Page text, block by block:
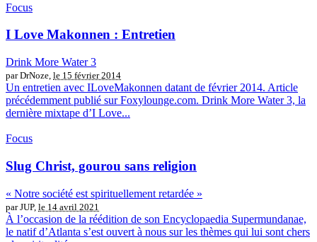
Focus
I Love Makonnen : Entretien
Drink More Water 3
par DrNoze, le 15 février 2014
Un entretien avec ILoveMakonnen datant de février 2014. Article
précédemment publié sur Foxylounge.com. Drink More Water 3, la
dernière mixtape d’I Love...
Focus
Slug Christ, gourou sans religion
« Notre société est spirituellement retardée »
par JUP, le 14 avril 2021
À l’occasion de la réédition de son Encyclopaedia Supermundanae,
le natif d’Atlanta s’est ouvert à nous sur les thèmes qui lui sont chers